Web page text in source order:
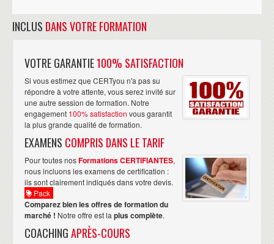
INCLUS DANS VOTRE FORMATION
VOTRE GARANTIE100% SATISFACTION
Si vous estimez que CERTyou n'a pas su
répondre à votre attente, vous serez invité sur
une autre session de formation. Notre
engagement 100% satisfaction vous garantit
la plus grande qualité de formation.
EXAMENS COMPRIS DANS LE TARIF
Pour toutes nosFormations CERTIFIANTES,
nous incluons les examens de certification :
ils sont clairement indiqués dans votre devis.
Pack
Comparez bien les offres de formation du
marché ! Notre offre est la plus complète.
COACHINGAPRÈS-COURS